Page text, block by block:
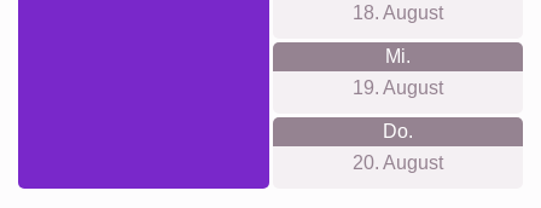
18. August
Mi.
19. August
Do.
20. August